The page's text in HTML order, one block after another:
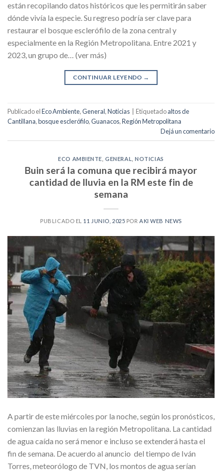
están recopilando datos históricos que les permitirán saber
dónde vivía la especie. Su regreso podría ser clave para
restaurar el bosque esclerófilo de la zona central y
especialmente en la Región Metropolitana. Entre 2021 y
2023, un grupo de… (ver más)
CONTINUAR LEYENDO →
Publicado elEco Ambiente,General,Noticias Etiquetadoaltos de
Cantillana,bosque esclerófilo,Guanacos,Región Metropolitana
Dejá un comentario
ECO AMBIENTE ,GENERAL ,NOTICIAS
Buin será la comuna que recibirá mayor
cantidad de lluvia en la RM este fin de
semana
PUBLICADO EL 11 JUNIO, 2025 PORAKI WEB NEWS
A partir de este miércoles por la noche, según los pronósticos,
comienzan las lluvias en la región Metropolitana. La cantidad
de agua caída no será menor e incluso se extenderá hasta el
fin de semana. De acuerdo al anuncio del tiempo de Iván
Torres, meteorólogo de TVN, los montos de agua serían